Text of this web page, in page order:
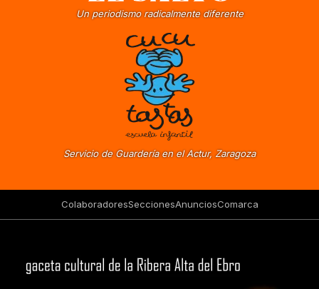
Un periodismo radicalmente diferente
Servicio de Guardería en el Actur, Zaragoza
ColaboradoresSeccionesAnunciosComarca